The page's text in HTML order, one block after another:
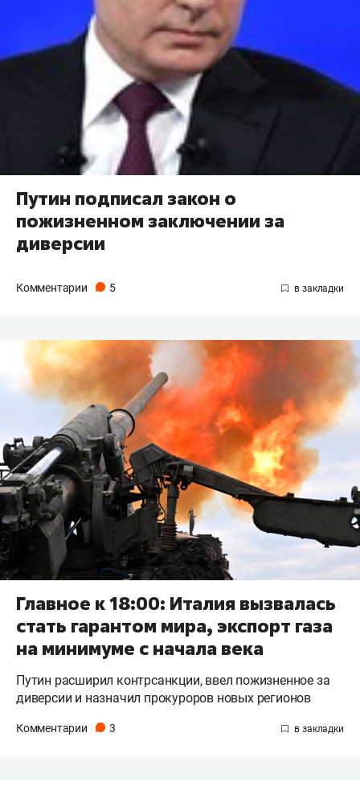
Путин подписал закон о
пожизненном заключении за
диверсии
Комментарии 5
Главное к 18:00: Италия вызвалась
стать гарантом мира, экспорт газа
на минимуме с начала века
Путин расширил контрсанкции, ввел пожизненное за
диверсии и назначил прокуроров новых регионов
Комментарии 3